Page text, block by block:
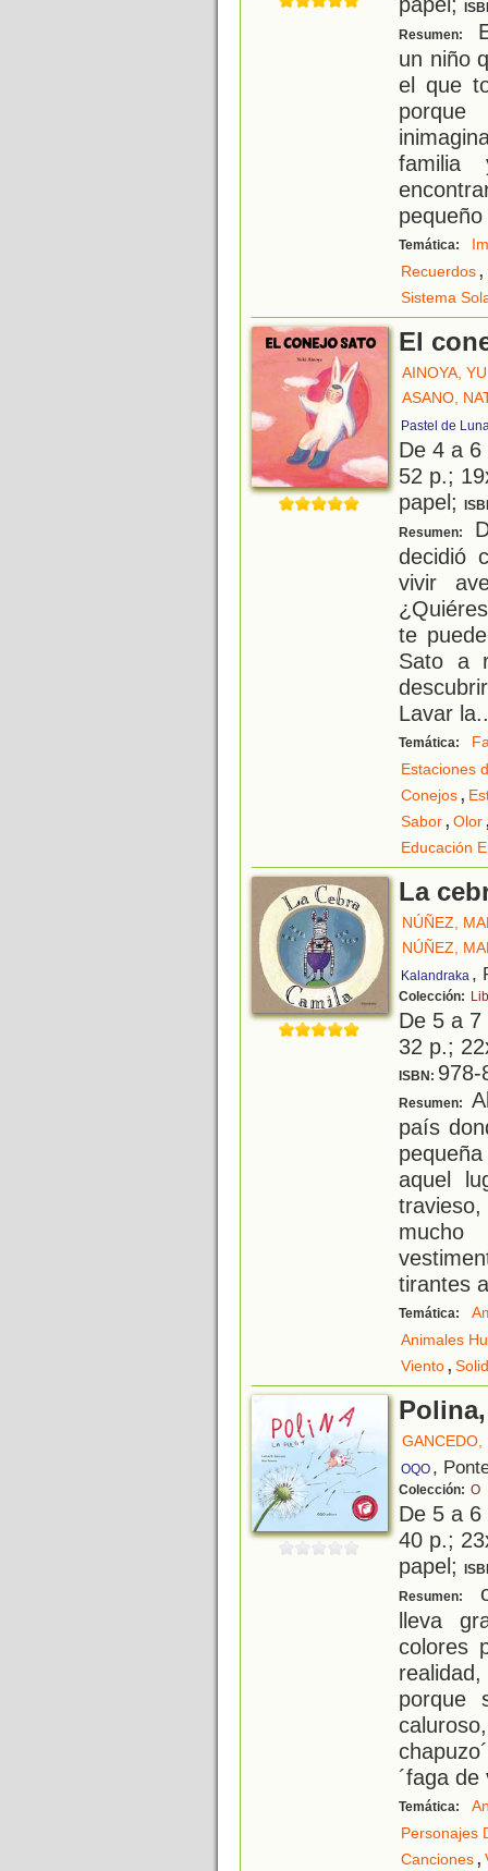
Resumen:
un niño
el que
familia
Temática:
Recuerdos,
Sistema
El
AINOYA,
ASANO,
Pastel de
De 4 a
52 p.;
papel;
Resumen:
decidió
vivir
te
Sato a
Lavar la
Temática:
Estaciones
Conejos,
Sabor, Olor
Educación
La
NÚÑEZ,
NÚÑEZ,
Kalandraka ,
Colección:
De 5 a
32 p.;
ISBN: 978-
Resumen:
país
aquel
tirantes
Temática:
Animales
Viento,
GANCEDO,
OQO ,
Colección: O
De 5 a
40 p.;
papel;
Resumen:
lleva
colores
porque
´faga de
Temática:
Personajes
Canciones,